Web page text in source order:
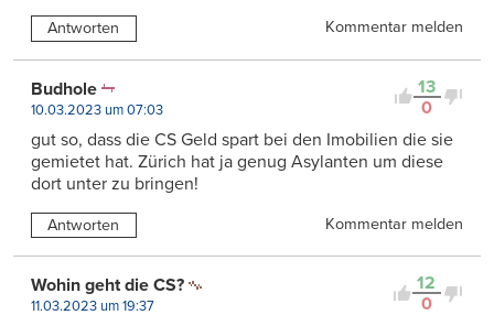
Antworten Kommentar melden
13
0
Budhole
10.03.2023 um 07:03
gut so, dass die CS Geld spart bei den Imobilien die sie
gemietet hat. Zürich hat ja genug Asylanten um diese
dort unter zu bringen!
Antworten Kommentar melden
12
0
Wohin geht die CS?
11.03.2023 um 19:37